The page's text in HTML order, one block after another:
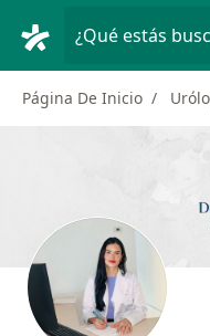
¿Qué estás
Página De Inicio